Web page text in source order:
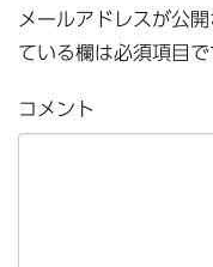
メールアドレスが公開
ている欄は必須項目で
コメント